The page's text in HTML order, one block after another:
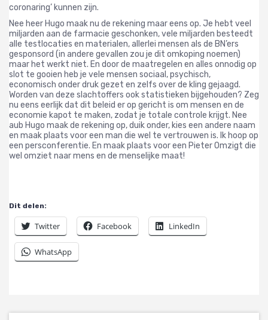
coronaring’ kunnen zijn.
Nee heer Hugo maak nu de rekening maar eens op. Je hebt veel
miljarden aan de farmacie geschonken, vele miljarden besteedt
alle testlocaties en materialen, allerlei mensen als de BN’ers
gesponsord (in andere gevallen zou je dit omkoping noemen)
maar het werkt niet. En door de maatregelen en alles onnodig op
slot te gooien heb je vele mensen sociaal, psychisch,
economisch onder druk gezet en zelfs over de kling gejaagd.
Worden van deze slachtoffers ook statistieken bijgehouden? Zeg
nu eens eerlijk dat dit beleid er op gericht is om mensen en de
economie kapot te maken, zodat je totale controle krijgt. Nee
aub Hugo maak de rekening op, duik onder, kies een andere naam
en maak plaats voor een man die wel te vertrouwen is. Ik hoop op
een persconferentie. En maak plaats voor een Pieter Omzigt die
wel omziet naar mens en de menselijke maat!
Dit delen:
Twitter Facebook LinkedIn
WhatsApp